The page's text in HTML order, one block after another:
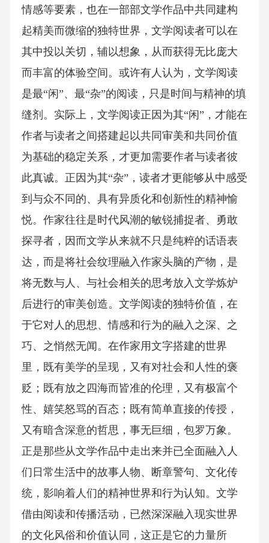
情感等要素，也在一部部文学作品中共同建构
起精美而微缩的独特世界，文学阅读者可以在
其中投以关切，辅以想象，从而获得无比庞大
而丰富的体验空间。或许有人认为，文学阅读
是最“闲”、最“杂”的阅读，只是时间与精神的填
缝剂。实际上，文学阅读正因为其“闲”，才能在
作者与读者之间搭建起以共同审美和共同价值
为基础的稳定关系，才更加需要作者与读者彼
此真诚。正因为其“杂”，读者才更能够从中感受
到与众不同的、具有异质化和创新性的精神愉
悦。作家往往是时代风潮的敏锐捕捉者、勇敢
探寻者，因而文学从来就不只是纯粹的话语表
达，而是将社会纹理融入作家头脑的产物，是
将无数与人、与社会相关的思考放入文学炼炉
后进行的审美创造。文学阅读的独特价值，在
于它对人的思想、情感和行为的融入之深、之
巧、之悄然无闻。在作家用文字搭建的世界
里，既有美学的呈现，又有对社会和人性的褒
贬；既有放之四海而皆准的伦理，又有极富个
性、嬉笑怒骂的百态；既有简单直接的传授，
又有暗含深意的哲思，事无巨细，包罗万象。
正是那些从文学作品中走出来并已全面融入人
们日常生活中的故事人物、断章警句、文化传
统，影响着人们的精神世界和行为认知。文学
借由阅读和传播活动，已然深深融入现实世界
的文化风俗和价值认同，这正是它的力量所